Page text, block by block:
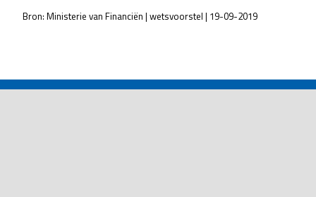
Bron: Ministerie van Financiën | wetsvoorstel | 19-09-2019
NAVIGATION